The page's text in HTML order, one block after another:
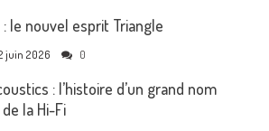
le nouvel esprit Triangle
juin 2026 0
: l’histoire d’un grand nom
la Hi-Fi